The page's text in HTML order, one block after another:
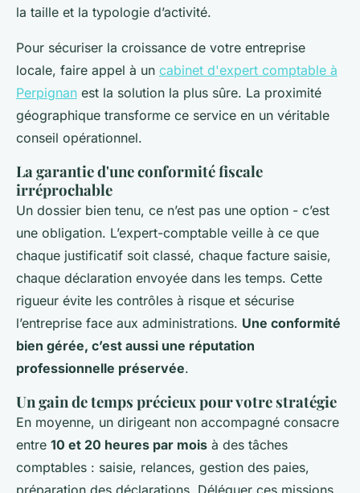
la taille et la typologie d’activité.
Pour sécuriser la croissance de votre entreprise
locale, faire appel à un cabinet d'expert comptable à
Perpignan est la solution la plus sûre. La proximité
géographique transforme ce service en un véritable
conseil opérationnel.
La garantie d'une conformité fiscale
irréprochable
Un dossier bien tenu, ce n’est pas une option - c’est
une obligation. L’expert-comptable veille à ce que
chaque justificatif soit classé, chaque facture saisie,
chaque déclaration envoyée dans les temps. Cette
rigueur évite les contrôles à risque et sécurise
l’entreprise face aux administrations. Une conformité
bien gérée, c’est aussi une réputation
professionnelle préservée.
Un gain de temps précieux pour votre stratégie
En moyenne, un dirigeant non accompagné consacre
entre 10 et 20 heures par mois à des tâches
comptables : saisie, relances, gestion des paies,